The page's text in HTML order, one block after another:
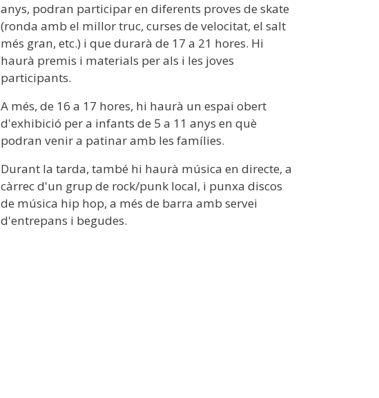
anys, podran participar en diferents proves de skate
(ronda amb el millor truc, curses de velocitat, el salt
més gran, etc.) i que durarà de 17 a 21 hores. Hi
haurà premis i materials per als i les joves
participants.
A més, de 16 a 17 hores, hi haurà un espai obert
d'exhibició per a infants de 5 a 11 anys en què
podran venir a patinar amb les famílies.
Durant la tarda, també hi haurà música en directe, a
càrrec d'un grup de rock/punk local, i punxa discos
de música hip hop, a més de barra amb servei
d'entrepans i begudes.